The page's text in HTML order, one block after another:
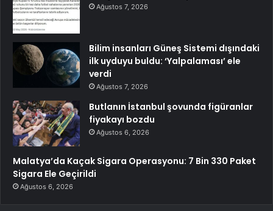
Ağustos 7, 2026
Bilim insanları Güneş Sistemi dışındaki
ilk uyduyu buldu: ‘Yalpalaması’ ele
verdi
Ağustos 7, 2026
Butlanın İstanbul şovunda figüranlar
fiyakayı bozdu
Ağustos 6, 2026
Malatya’da Kaçak Sigara Operasyonu: 7 Bin 330 Paket
Sigara Ele Geçirildi
Ağustos 6, 2026